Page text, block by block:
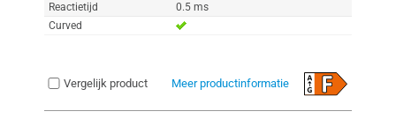
Reactietijd
0.5 ms
Curved
Vergelijk product Meer productinformatie